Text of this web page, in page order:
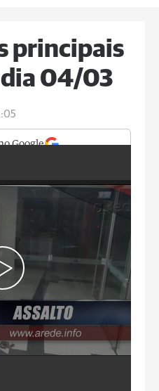
principais
04/03
Google